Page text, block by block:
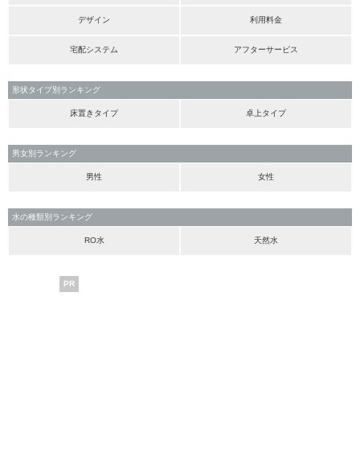
デザイン 利用料金
宅配システム アフターサービス
形状タイプ別ランキング
床置きタイプ 卓上タイプ
男女別ランキング
男性 女性
水の種類別ランキング
RO水 天然水
PR